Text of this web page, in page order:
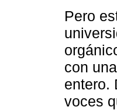
Pero
con
entero.
voces